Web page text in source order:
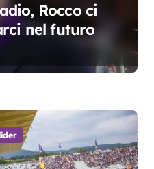
Rocco ci
nel futuro